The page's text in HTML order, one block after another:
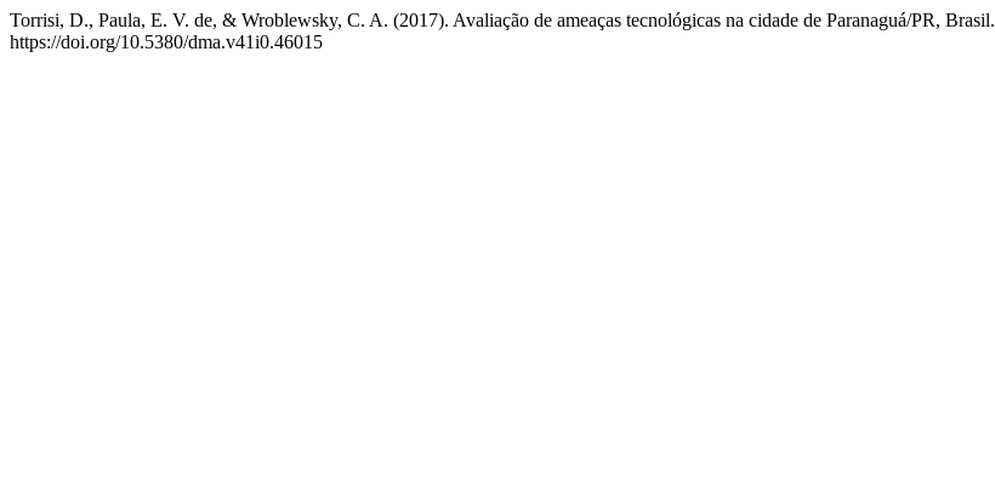
Torrisi, D., Paula, E. V. de, & Wroblewsky, C. A. (2017). Avaliação de ameaças tecnológicas na cidade de Paranaguá/PR, Brasil.
https://doi.org/10.5380/dma.v41i0.46015